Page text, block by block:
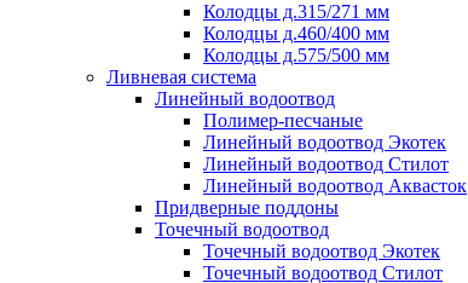
Колодцы д.315/271 мм
Колодцы д.460/400 мм
Колодцы д.575/500 мм
Ливневая система
Линейный водоотвод
Полимер-песчаные
Линейный водоотвод Экотек
Линейный водоотвод Стилот
Линейный водоотвод Аквасток
Придверные поддоны
Точечный водоотвод
Точечный водоотвод Экотек
Точечный водоотвод Стилот